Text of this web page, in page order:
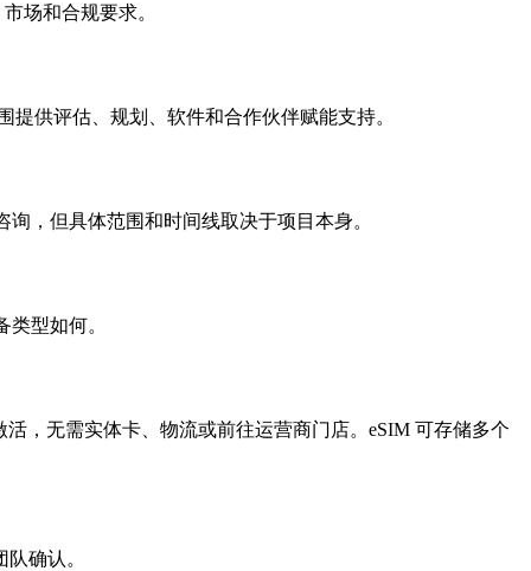
场和合规要求。
供评估、规划、软件和合作伙伴赋能支持。
，但具体范围和时间线取决于项目本身。
型如何。
，无需实体卡、物流或前往运营商门店。eSIM 可存储多个
确认。